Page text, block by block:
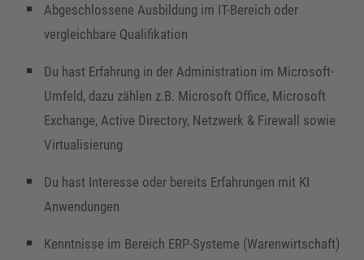
Abgeschlossene Ausbildung im IT-Bereich oder
vergleichbare Qualifikation
Du hast Erfahrung in der Administration im Microsoft-
Umfeld, dazu zählen z.B. Microsoft Office, Microsoft
Exchange, Active Directory, Netzwerk & Firewall sowie
Virtualisierung
Du hast Interesse oder bereits Erfahrungen mit KI
Anwendungen
Kenntnisse im Bereich ERP-Systeme (Warenwirtschaft)